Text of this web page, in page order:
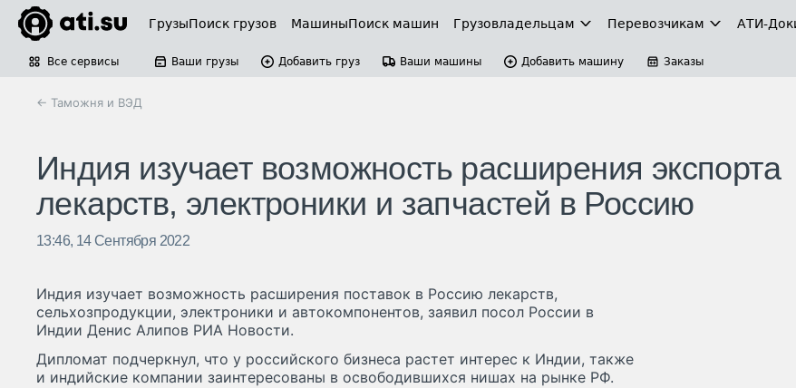
ГрузыПоиск грузов МашиныПоиск машин Грузовладельцам Перевозчикам АТИ-
Все сервисы Ваши грузы Добавить груз Ваши машины Добавить машину Заказы
← Таможня и ВЭД
Индия изучает возможность расширения экспорта
лекарств, электроники и запчастей в Россию
13:46, 14 Сентября 2022
Индия изучает возможность расширения поставок в Россию лекарств,
сельхозпродукции, электроники и автокомпонентов, заявил посол России в
Индии Денис Алипов РИА Новости.
Дипломат подчеркнул, что у российского бизнеса растет интерес к Индии, также
и индийские компании заинтересованы в освободившихся нишах на рынке РФ.